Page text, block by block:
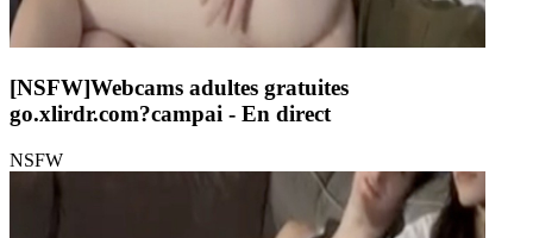
[NSFW]Webcams adultes gratuites
go.xlirdr.com?campai - En direct
NSFW